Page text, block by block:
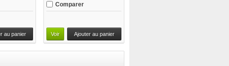
au panier
Comparer
Voir Ajouter au panier